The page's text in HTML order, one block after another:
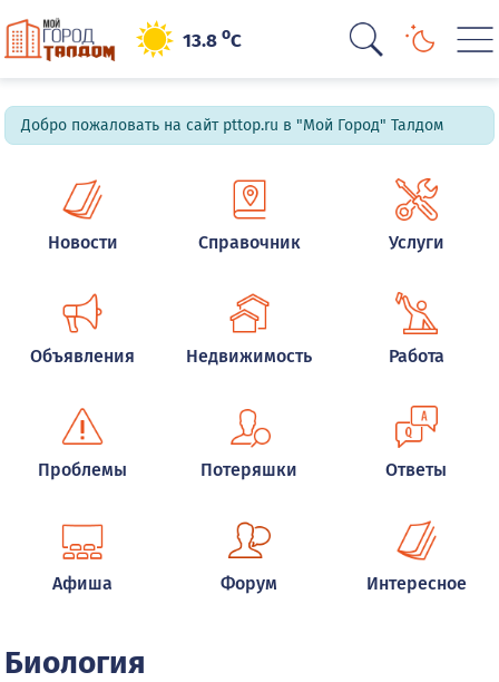
13.8oC
Добро пожаловать на сайт pttop.ru в "Мой Город" Талдом
Новости Справочник Услуги
Объявления Недвижимость Работа
Проблемы Потеряшки Ответы
Афиша Форум Интересное
Биология